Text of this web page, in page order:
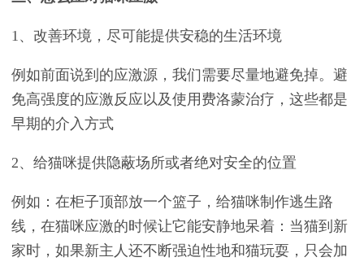
1、改善环境，尽可能提供安稳的生活环境
例如前面说到的应激源，我们需要尽量地避免掉。避
免高强度的应激反应以及使用费洛蒙治疗，这些都是
早期的介入方式
2、给猫咪提供隐蔽场所或者绝对安全的位置
例如：在柜子顶部放一个篮子，给猫咪制作逃生路
线，在猫咪应激的时候让它能安静地呆着：当猫到新
家时，如果新主人还不断强迫性地和猫玩耍，只会加